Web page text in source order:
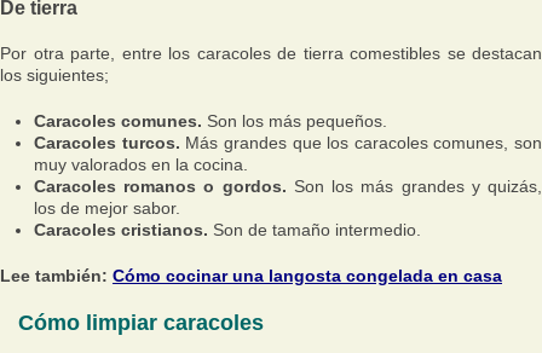
De tierra
Por otra parte, entre los caracoles de tierra comestibles se destacan
los siguientes;
Caracoles comunes. Son los más pequeños.
Caracoles turcos. Más grandes que los caracoles comunes, son
muy valorados en la cocina.
Caracoles romanos o gordos. Son los más grandes y quizás,
los de mejor sabor.
Caracoles cristianos. Son de tamaño intermedio.
Lee también: Cómo cocinar una langosta congelada en casa
Cómo limpiar caracoles